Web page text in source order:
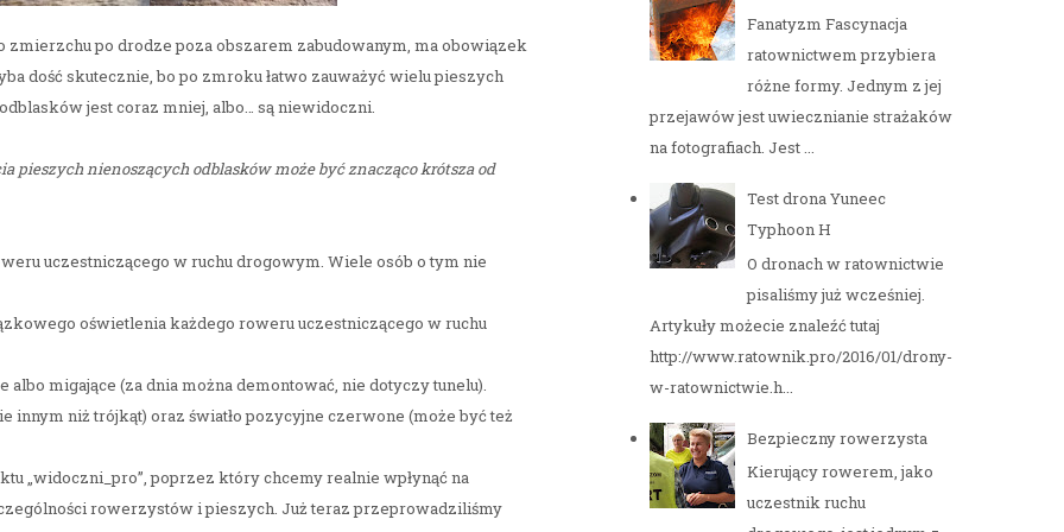
zmierzchu po drodze poza obszarem zabudowanym, ma obowiązek
dość skutecznie, bo po zmroku łatwo zauważyć wielu pieszych
jest coraz mniej, albo… są niewidoczni.
pieszych nienoszących odblasków może być znacząco krótsza od
uczestniczącego w ruchu drogowym. Wiele osób o tym nie
oświetlenia każdego roweru uczestniczącego w ruchu
albo migające (za dnia można demontować, nie dotyczy tunelu).
innym niż trójkąt) oraz światło pozycyjne czerwone (może być też
„widoczni_pro”, poprzez który chcemy realnie wpłynąć na
rowerzystów i pieszych. Już teraz przeprowadziliśmy
Fanatyzm Fascynacja
ratownictwem przybiera
różne formy. Jednym z jej
przejawów jest uwiecznianie strażaków
na fotografiach. Jest ...
Test drona Yuneec
Typhoon H
O dronach w ratownictwie
pisaliśmy już wcześniej.
Artykuły możecie znaleźć tutaj
http://www.ratownik.pro/2016/01/drony-
w-ratownictwie.h...
Bezpieczny rowerzysta
Kierujący rowerem, jako
uczestnik ruchu